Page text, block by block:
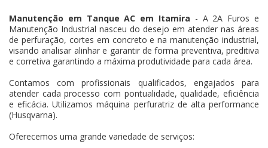
Manutenção em Tanque AC em Itamira - A 2A Furos e
Manutenção Industrial nasceu do desejo em atender nas áreas
de perfuração, cortes em concreto e na manutenção industrial,
visando analisar alinhar e garantir de forma preventiva, preditiva
e corretiva garantindo a máxima produtividade para cada área.
Contamos com profissionais qualificados, engajados para
atender cada processo com pontualidade, qualidade, eficiência
e eficácia. Utilizamos máquina perfuratriz de alta performance
(Husqvarna).
Oferecemos uma grande variedade de serviços: